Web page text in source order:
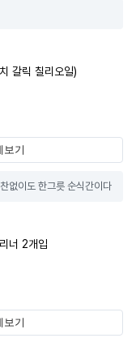
갈릭 칠리오일)
보기
없이도 한그릇 순식간이다
너 2개입
보기